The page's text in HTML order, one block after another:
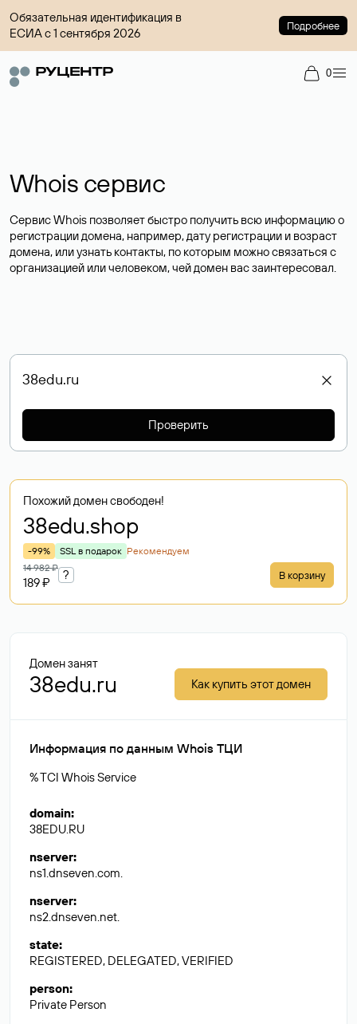
Обязательная идентификация в
ЕСИА с 1 сентября 2026
Подробнее
0
Whois сервис
Сервис Whois позволяет быстро получить всю информацию о
регистрации домена, например, дату регистрации и возраст
домена, или узнать контакты, по которым можно связаться с
организацией или человеком, чей домен вас заинтересовал.
Проверить
Похожий домен свободен!
38edu.shop
-99% SSL в подарок Рекомендуем
14 982 ₽
189 ₽
? В корзину
Домен занят
38edu.ru Как купить этот домен
Информация по данным Whois ТЦИ
% TCI Whois Service
domain:
38EDU.RU
nserver:
ns1.dnseven.com.
nserver:
ns2.dnseven.net.
state:
REGISTERED, DELEGATED, VERIFIED
person:
Private Person